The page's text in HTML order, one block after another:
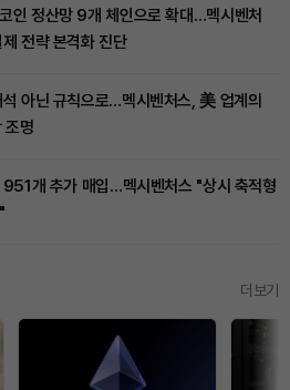
인 정산망 9개 체인으로 확대…멕시벤처
전략 본격화 진단
아닌 규칙으로…멕시벤처스, 美 업계의
조명
951개 추가 매입…멕시벤처스 "상시 축적형
더보기